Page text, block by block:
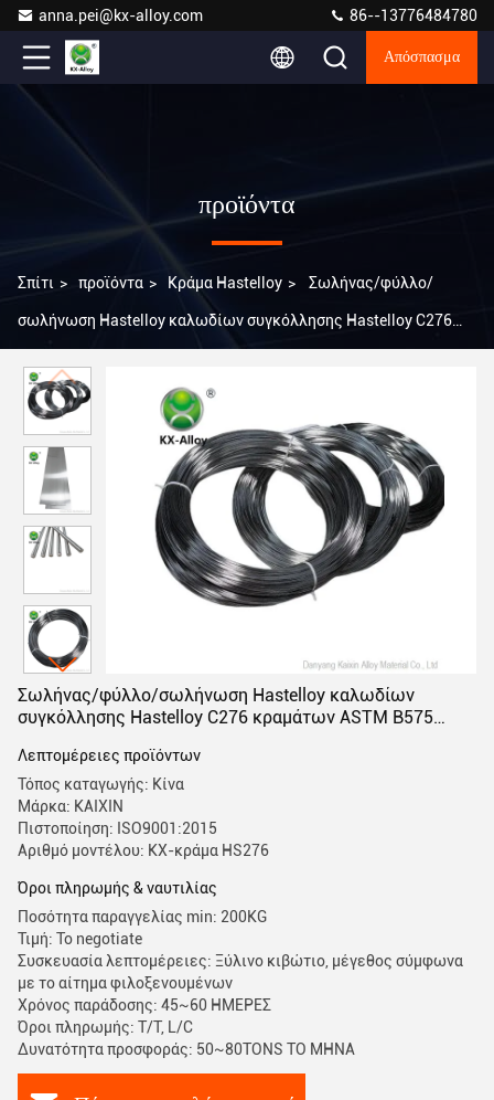
anna.pei@kx-alloy.com 86--13776484780
Απόσπασμα
προϊόντα
Σπίτι > προϊόντα > Κράμα Hastelloy > Σωλήνας/φύλλο/
σωλήνωση Hastelloy καλωδίων συγκόλλησης Hastelloy C276
Σωλήνας/φύλλο/σωλήνωση Hastelloy καλωδίων
συγκόλλησης Hastelloy C276 κραμάτων ASTM B575
Λεπτομέρειες προϊόντων
Τόπος καταγωγής: Κίνα
Μάρκα: KAIXIN
Πιστοποίηση: ISO9001:2015
Αριθμό μοντέλου: KX-κράμα HS276
Όροι πληρωμής & ναυτιλίας
Ποσότητα παραγγελίας min: 200KG
Τιμή: To negotiate
Συσκευασία λεπτομέρειες: Ξύλινο κιβώτιο, μέγεθος σύμφωνα
με το αίτημα φιλοξενουμένων
Χρόνος παράδοσης: 45~60 ΗΜΕΡΕΣ
Όροι πληρωμής: T/T, L/C
Δυνατότητα προσφοράς: 50~80TONS ΤΟ ΜΗΝΑ